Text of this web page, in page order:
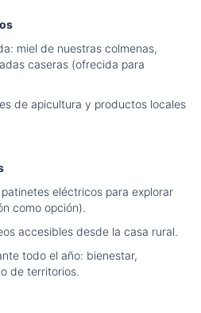
miel de nuestras colmenas,
caseras (ofrecida para
de apicultura y productos locales
eléctricos para explorar
como opción).
accesibles desde la casa rural.
todo el año: bienestar,
de territorios.